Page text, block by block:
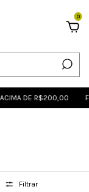
0
R$200,00 FRETE
Filtrar